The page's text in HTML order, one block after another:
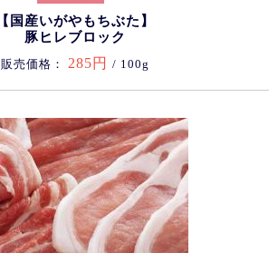
【国産いがやもちぶた】
豚ヒレブロック
販売価格： 285円 / 100g